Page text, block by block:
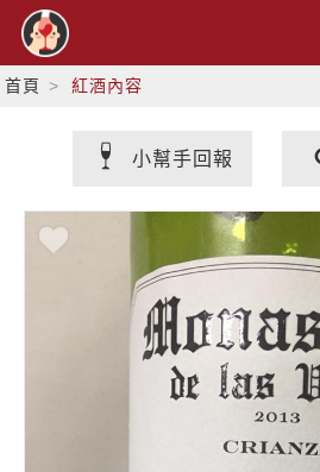
首頁 紅酒內容
小幫手回報